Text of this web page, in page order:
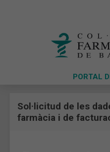
PORTAL
Sol·licitud de les
farmàcia i de